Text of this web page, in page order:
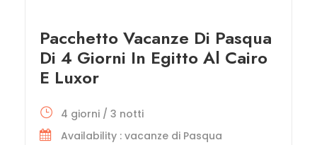
Pacchetto Vacanze Di Pasqua
Di 4 Giorni In Egitto Al Cairo
E Luxor
4 giorni / 3 notti
Availability : vacanze di Pasqua